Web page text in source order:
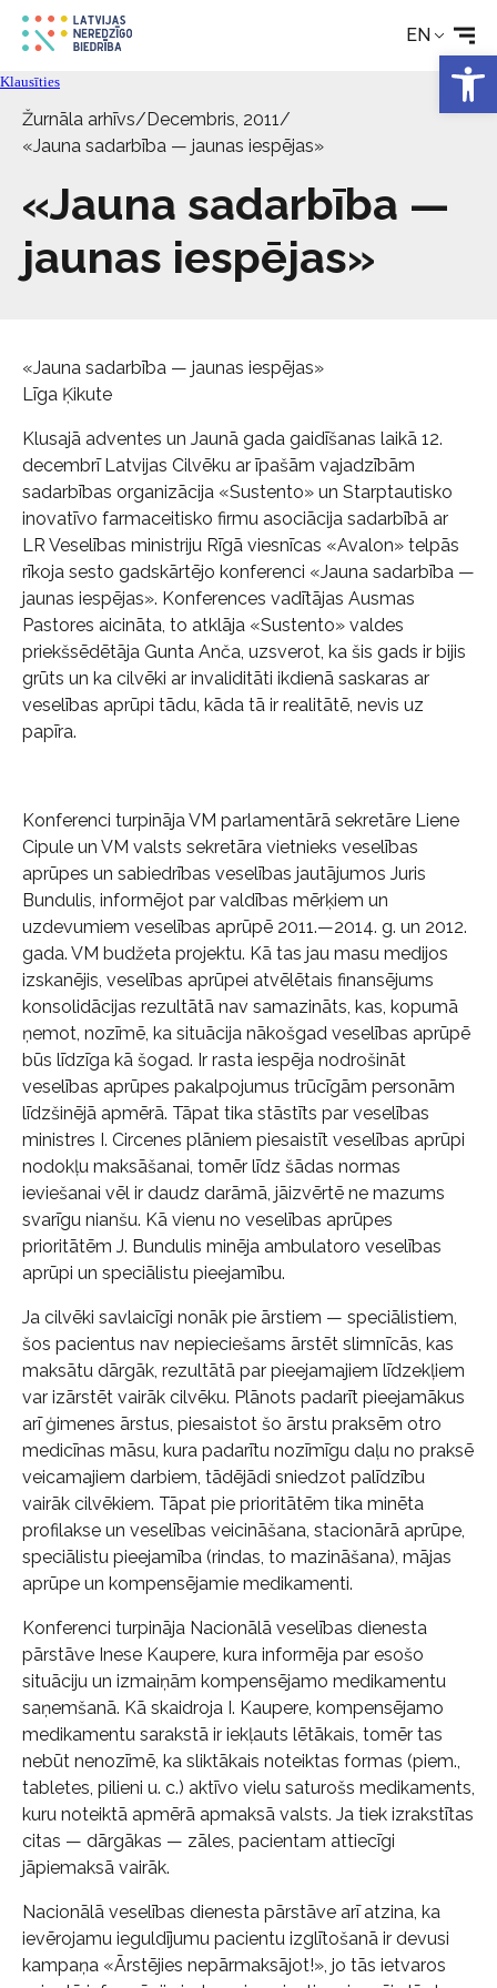
EN
News
Services
About the Society
Contact
Klausīties
Žurnāla arhīvs/Decembris, 2011/
«Jauna sadarbība — jaunas iespējas»
«Jauna sadarbība —
jaunas iespējas»
«Jauna sadarbība — jaunas iespējas»
Līga Ķikute
Klusajā adventes un Jaunā gada gaidīšanas laikā 12.
decembrī Latvijas Cilvēku ar īpašām vajadzībām
sadarbības organizācija «Sustento» un Starptautisko
inovatīvo farmaceitisko firmu asociācija sadarbībā ar
LR Veselības ministriju Rīgā viesnīcas «Avalon» telpās
rīkoja sesto gadskārtējo konferenci «Jauna sadarbība —
jaunas iespējas». Konferences vadītājas Ausmas
Pastores aicināta, to atklāja «Sustento» valdes
priekšsēdētāja Gunta Anča, uzsverot, ka šis gads ir bijis
grūts un ka cilvēki ar invaliditāti ikdienā saskaras ar
veselības aprūpi tādu, kāda tā ir realitātē, nevis uz
papīra.
Konferenci turpināja VM parlamentārā sekretāre Liene
Cipule un VM valsts sekretāra vietnieks veselības
aprūpes un sabiedrības veselības jautājumos Juris
Bundulis, informējot par valdības mērķiem un
uzdevumiem veselības aprūpē 2011.—2014. g. un 2012.
gada. VM budžeta projektu. Kā tas jau masu medijos
izskanējis, veselības aprūpei atvēlētais finansējums
konsolidācijas rezultātā nav samazināts, kas, kopumā
ņemot, nozīmē, ka situācija nākošgad veselības aprūpē
būs līdzīga kā šogad. Ir rasta iespēja nodrošināt
veselības aprūpes pakalpojumus trūcīgām personām
līdzšinējā apmērā. Tāpat tika stāstīts par veselības
ministres I. Circenes plāniem piesaistīt veselības aprūpi
nodokļu maksāšanai, tomēr līdz šādas normas
ieviešanai vēl ir daudz darāmā, jāizvērtē ne mazums
svarīgu nianšu. Kā vienu no veselības aprūpes
prioritātēm J. Bundulis minēja ambulatoro veselības
aprūpi un speciālistu pieejamību.
Ja cilvēki savlaicīgi nonāk pie ārstiem — speciālistiem,
šos pacientus nav nepieciešams ārstēt slimnīcās, kas
maksātu dārgāk, rezultātā par pieejamajiem līdzekļiem
var izārstēt vairāk cilvēku. Plānots padarīt pieejamākus
arī ģimenes ārstus, piesaistot šo ārstu praksēm otro
medicīnas māsu, kura padarītu nozīmīgu daļu no praksē
veicamajiem darbiem, tādējādi sniedzot palīdzību
vairāk cilvēkiem. Tāpat pie prioritātēm tika minēta
profilakse un veselības veicināšana, stacionārā aprūpe,
speciālistu pieejamība (rindas, to mazināšana), mājas
aprūpe un kompensējamie medikamenti.
Konferenci turpināja Nacionālā veselības dienesta
pārstāve Inese Kaupere, kura informēja par esošo
situāciju un izmaiņām kompensējamo medikamentu
saņemšanā. Kā skaidroja I. Kaupere, kompensējamo
medikamentu sarakstā ir iekļauts lētākais, tomēr tas
nebūt nenozīmē, ka sliktākais noteiktas formas (piem.,
tabletes, pilieni u. c.) aktīvo vielu saturošs medikaments,
kuru noteiktā apmērā apmaksā valsts. Ja tiek izrakstītas
citas — dārgākas — zāles, pacientam attiecīgi
jāpiemaksā vairāk.
Nacionālā veselības dienesta pārstāve arī atzina, ka
ievērojamu ieguldījumu pacientu izglītošanā ir devusi
kampaņa «Ārstējies nepārmaksājot!», jo tās ietvaros